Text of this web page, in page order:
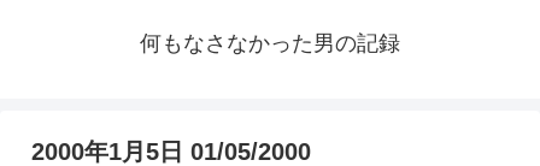
何もなさなかった男の記録
2000年1月5日 01/05/2000